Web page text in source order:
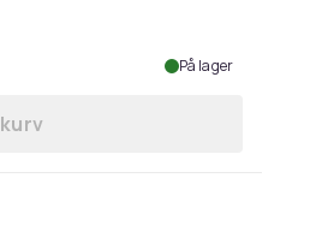
På lager
Harry Potter Gryffindor